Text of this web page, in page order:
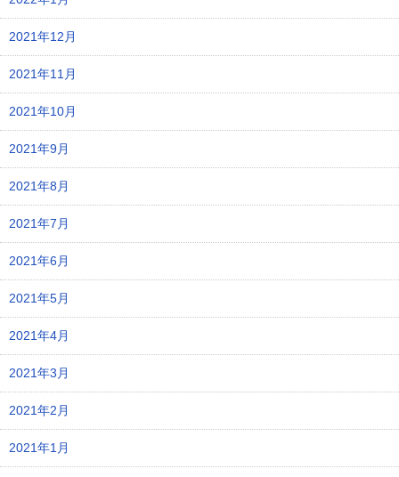
2021年12月
2021年11月
2021年10月
2021年9月
2021年8月
2021年7月
2021年6月
2021年5月
2021年4月
2021年3月
2021年2月
2021年1月